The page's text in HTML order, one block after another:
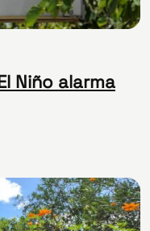
Niño alarma